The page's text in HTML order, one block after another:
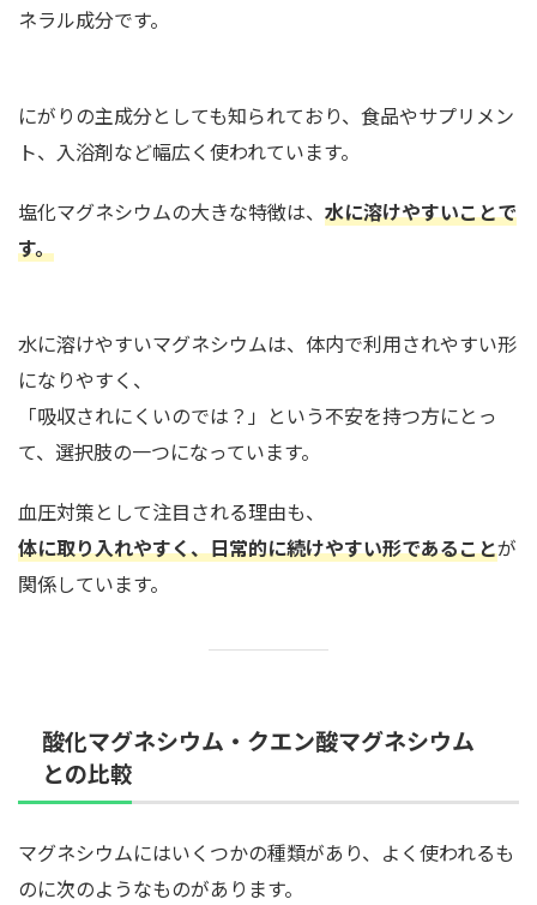
ネラル成分です。
にがりの主成分としても知られており、食品やサプリメン
ト、入浴剤など幅広く使われています。
塩化マグネシウムの大きな特徴は、 水に溶けやすいことで
す。
水に溶けやすいマグネシウムは、体内で利用されやすい形
になりやすく、
「吸収されにくいのでは？」という不安を持つ方にとっ
て、選択肢の一つになっています。
血圧対策として注目される理由も、
体に取り入れやすく、日常的に続けやすい形であることが
関係しています。
酸化マグネシウム・クエン酸マグネシウム
との比較
マグネシウムにはいくつかの種類があり、よく使われるも
のに次のようなものがあります。